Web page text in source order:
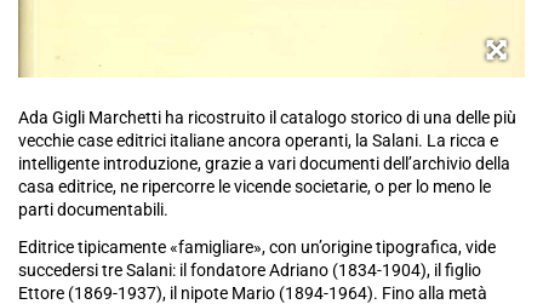
Ada Gigli Marchetti ha ricostruito il catalogo storico di una delle più
vecchie case editrici italiane ancora operanti, la Salani. La ricca e
intelligente introduzione, grazie a vari documenti dell’archivio della
casa editrice, ne ripercorre le vicende societarie, o per lo meno le
parti documentabili.
Editrice tipicamente «famigliare», con un’origine tipografica, vide
succedersi tre Salani: il fondatore Adriano (1834-1904), il figlio
Ettore (1869-1937), il nipote Mario (1894-1964). Fino alla metà